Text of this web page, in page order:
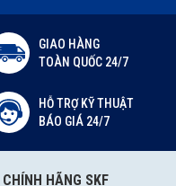
GIAO HÀNG
TOÀN QUỐC 24/7
HỖ TRỢ KỸ THUẬT
BÁO GIÁ 24/7
HÃNG SKF